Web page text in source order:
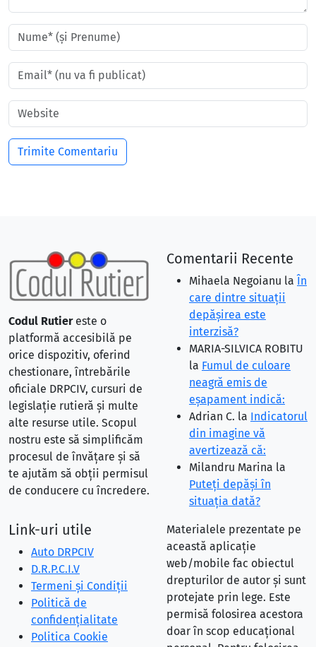
Codul Rutiereste o
platformă accesibilă pe
orice dispozitiv, oferind
chestionare, întrebările
oficiale DRPCIV, cursuri de
legislație rutieră și multe
alte resurse utile. Scopul
nostru este să simplificăm
procesul de învățare și să
te ajutăm să obții permisul
de conducere cu încredere.
Comentarii Recente
Mihaela Negoianu la În
care dintre situaţii
depăşirea este
interzisă?
MARIA-SILVICA ROBITU
la Fumul de culoare
neagră emis de
eşapament indică:
Adrian C. la Indicatorul
din imagine vă
avertizează că:
Milandru Marina la
Puteţi depăşi în
situaţia dată?
Link-uri utile
Auto DRPCIV
D.R.P.C.I.V
Termeni și Condiții
Politică de
confidențialitate
Politica Cookie
Materialele prezentate pe
această aplicație
web/mobile fac obiectul
drepturilor de autor și sunt
protejate prin lege. Este
permisă folosirea acestora
doar în scop educațional